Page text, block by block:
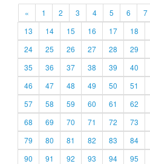
« 1 2 3 4 5 6 7
13
14 15 16 17 18
24
25 26 27 28 29
35
36 37 38 39 40
46
47 48 49 50 51
57
58 59 60 61 62
68
69 70 71 72 73
79
80 81 82 83 84
90
91 92 93 94 95